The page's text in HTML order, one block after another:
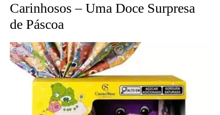
Carinhosos – Uma Doce Surpresa
de Páscoa